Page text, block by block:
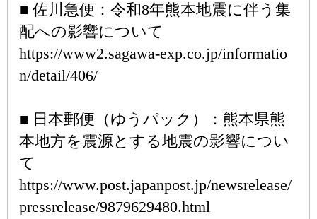
■ 佐川急便：令和8年熊本地震に伴う集
配への影響について
https://www2.sagawa-exp.co.jp/informatio
n/detail/406/
■ 日本郵便（ゆうパック）：熊本県熊
本地方を震源とする地震の影響につい
て
https://www.post.japanpost.jp/newsrelease/
pressrelease/9879629480.html